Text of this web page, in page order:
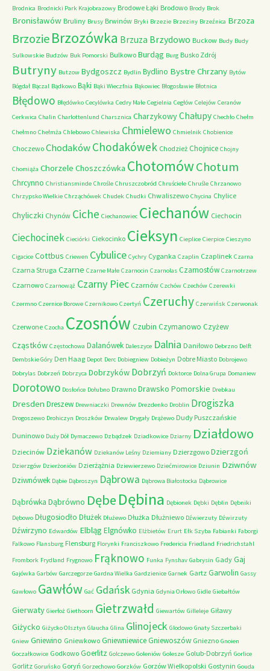
Brodnica Brodnicki Park Krajobrazowy Brodowe Łąki Brodowo Brody Brok
Bronisławów Bruliny Brusy Brwinów Bryki Brzezie Brzeziny Brzeźnica Brzoza
Brzozie Brzozówka Brzuza Brzydowo Buckow Budy Budy
Sulkowskie Budzów Buk Pomorski Bulkowo Burdąg Burg Busko Zdrój
Butryny Butzow Bydgoszcz Bydlin Bydlino Bystre Chrzany Bytów
Bógdał Bączal Bądkowo Bąki Bąki Wieczfnia Bąkowiec Błogosławie Błotnica
Błędowo Błędówko Cecylówka Cedry Małe Cegielnia Cegłów Celejów Ceranów
Cerkwica Chalin Charlottenlund Charsznica CharzykowyChałupy Chechło Chełm
Chełmno Chełmża Chlebowo Chlewiska Chmielewo Chmielnik Chobienice
Choczewo ChodakówChodakówek Chodzież Chojnice Chojny
Chomiąża Chorzele Choszczówka ChotomówChotum
Chrcynno Christiansminde Chrośle Chruszczobród Chruściele Chruśle Chrzanowo
Chrzypsko Wielkie Chrząchówek Chudek Chudki Chwaliszewo Chycina Chylice
Chyliczki Chynów Ciche Ciechanowiec Ciechanów Ciechocin
Ciechocinek Cieciórki Ciekocinko Cieksyn Cieplice Cierpice Cieszyno
Cigacice Cottbus Criewen Cybulice Cychry Cyganka Czaplin Czaplinek Czarna
Czarna Struga Czarne Czarne Małe Czarnocin Czarnolas Czarnostów Czarnotrzew
Czarnowo Czarnowąż Czarny Piec Czarnów Czchów Czechów Czerewki
Czermno Czernice Borowe Czernikowo Czertyń Czeruchy Czerwińsk Czerwonak
Czerwone Czocha Czosnów Czubin Czymanowo Czyżew
Cząstków Częstochowa Dalanówek Daleszyce Dalnia Daniłowo Debrzno Delft
Dembskie Góry Den Haag Depot Derc Dobiegniew Dobieżyn Dobre Miasto Dobrojewo
Dobrylas Dobrzeń Dobrzyca Dobrzyków Dobrzyń Doktorce Dolna Grupa Domaniew
Dorotowo Dosłońce Dołubno Drawno Drawsko Pomorskie Drebkau
Dresden Dreszew Drewniaczki Drewnów Drezdenko Droblin Drogiszka
Drogoszewo Drohiczyn Droszków Drwalew Drygały Drążewo Dudy Puszczańskie
Duninowo Duży Dół Dymaczewo Dzbądzek Dziadkowice Dziarny Działdowo
Dziecinów Dziekanów Dziekanów Leśny Dziemiany Dzierzgowo Dzierzgoń
Dzierzgów Dzierżoniów Dzierżążnia Dziewierzewo Dziećmirowice Dziunin Dziwnów
Dziwnówek Dąbie Dąbroszyn Dąbrowa Dąbrowa Białostocka Dąbrowice
Dąbrówka Dąbrówno Dębe Dębina Dębionek Dębki Dęblin Dębniki
Dębowo Długosiodło Dłużek Dłużewo Dłużka Dłużniewo Dźwierzuty Dźwirzuty
Dźwirzyno Edwardów Elbląg Elgnówko Elżbietów Erurt Ełk Szyba Fabianki Faborgi
Falkowo Flansburg Flensburg Florynki Franciszkowo Fredericia Friedland Friedrichstahl
Frombork Frydland Frygnowo Frąknowo Funka Fynshav Gabrysin Gady Gaj
Gajówka Garbów Garczegorze Gardna Wielka Gardzienice Garnek Gartz Garwolin Gassy
Gawłowo Gawłów Gać Gdańsk Gdynia Gdynia Orłowo Gidle Giebałtów
Gierwaty Gierłoż Giethoorn Gietrzwałd Giewartów Gilleleje Giławy
Giżycko Giżycko Olsztyn Glaucha Glina Glinojeck Glodowo Gnaty Szczerbaki
Gniew Gniewino Gniewkowo GniewniewiceGniewoszów Gniezno Gnoien
Goczałkowice Godkowo Goerlitz Golczewo Goleniów Golesze Golub-Dobrzyń Gorlice
Gorlitz Goruńsko Goryń Gorzechowo Gorzków Gorzów Wielkopolski Gostynin Gouda